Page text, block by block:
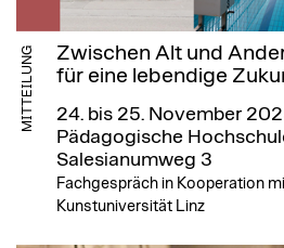
MITTEILUNG
Zwischen Alt und
für eine lebendige
24. bis 25. November
Pädagogische
Salesianumweg 3
Fachgespräch in Kooperation
Kunstuniversität Linz